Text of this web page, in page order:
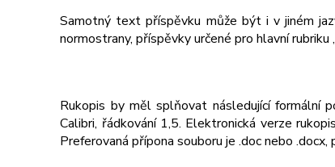
Samotný text příspěvku může být i v jiném
normostrany, příspěvky určené pro hlavní
Rukopis by měl splňovat následující formální
Calibri, řádkování 1,5. Elektronická verze
Preferovaná přípona souboru je .doc nebo .docx,